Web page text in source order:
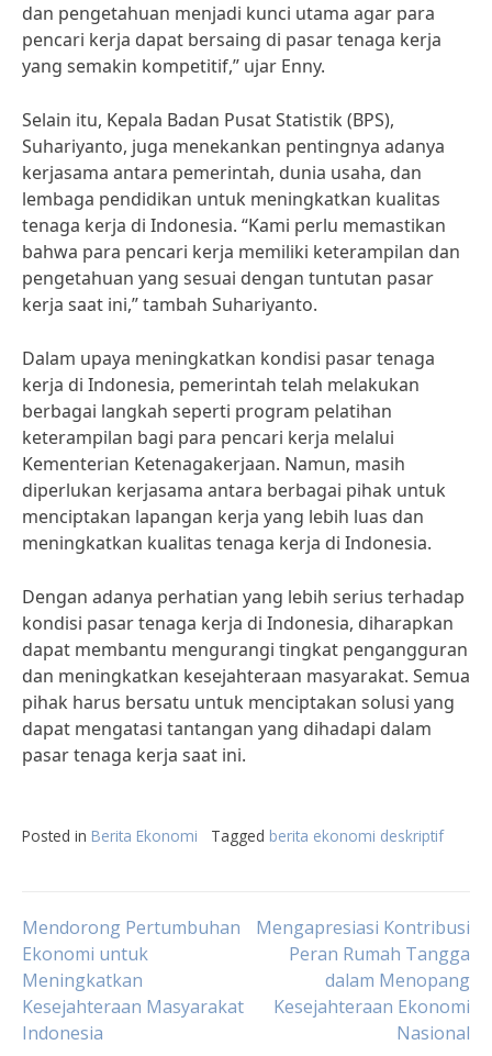
dan pengetahuan menjadi kunci utama agar para
pencari kerja dapat bersaing di pasar tenaga kerja
yang semakin kompetitif,” ujar Enny.
Selain itu, Kepala Badan Pusat Statistik (BPS),
Suhariyanto, juga menekankan pentingnya adanya
kerjasama antara pemerintah, dunia usaha, dan
lembaga pendidikan untuk meningkatkan kualitas
tenaga kerja di Indonesia. “Kami perlu memastikan
bahwa para pencari kerja memiliki keterampilan dan
pengetahuan yang sesuai dengan tuntutan pasar
kerja saat ini,” tambah Suhariyanto.
Dalam upaya meningkatkan kondisi pasar tenaga
kerja di Indonesia, pemerintah telah melakukan
berbagai langkah seperti program pelatihan
keterampilan bagi para pencari kerja melalui
Kementerian Ketenagakerjaan. Namun, masih
diperlukan kerjasama antara berbagai pihak untuk
menciptakan lapangan kerja yang lebih luas dan
meningkatkan kualitas tenaga kerja di Indonesia.
Dengan adanya perhatian yang lebih serius terhadap
kondisi pasar tenaga kerja di Indonesia, diharapkan
dapat membantu mengurangi tingkat pengangguran
dan meningkatkan kesejahteraan masyarakat. Semua
pihak harus bersatu untuk menciptakan solusi yang
dapat mengatasi tantangan yang dihadapi dalam
pasar tenaga kerja saat ini.
Posted in Berita Ekonomi Tagged berita ekonomi deskriptif
Post
navigation
Mendorong Pertumbuhan
Ekonomi untuk
Meningkatkan
Kesejahteraan Masyarakat
Indonesia
Mengapresiasi Kontribusi
Peran Rumah Tangga
dalam Menopang
Kesejahteraan Ekonomi
Nasional